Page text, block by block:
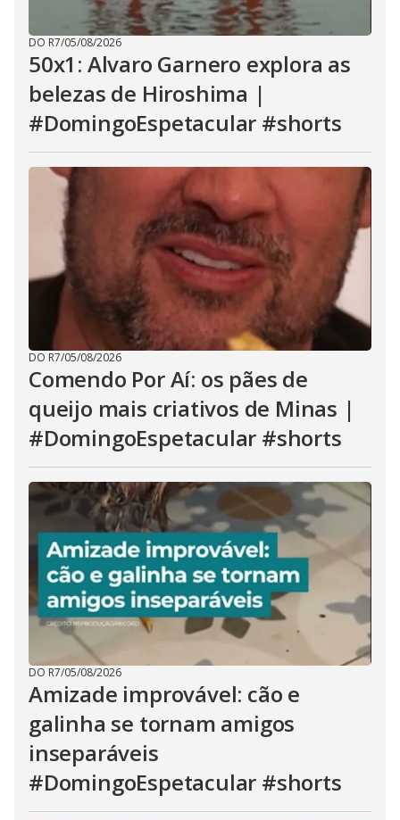
DO R7/05/08/2026
50x1: Alvaro Garnero explora as
belezas de Hiroshima |
#DomingoEspetacular #shorts
DO R7/05/08/2026
Comendo Por Aí: os pães de
queijo mais criativos de Minas |
#DomingoEspetacular #shorts
DO R7/05/08/2026
Amizade improvável: cão e
galinha se tornam amigos
inseparáveis
#DomingoEspetacular #shorts